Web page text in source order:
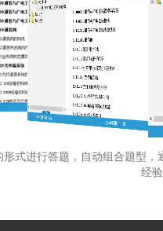
形式进行答题，自动组合题型
经